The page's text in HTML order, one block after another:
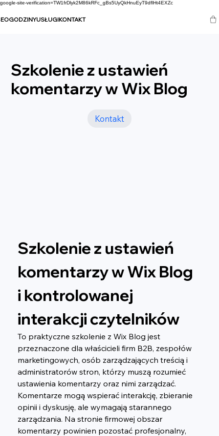
google-site-verification=TW1frDlyk2M86kRFc_gBs5UyQkHnuEyT9dflHt4EXZc
GODZINYUSŁUGIKONTAKT
Szkolenie z ustawień
komentarzy w Wix Blog
Kontakt
Szkolenie z ustawień
komentarzy w Wix Blog
i kontrolowanej
interakcji czytelników
To praktyczne szkolenie z Wix Blog jest
przeznaczone dla właścicieli firm B2B, zespołów
marketingowych, osób zarządzających treścią i
administratorów stron, którzy muszą rozumieć
ustawienia komentarzy oraz nimi zarządzać.
Komentarze mogą wspierać interakcję, zbieranie
opinii i dyskusję, ale wymagają starannego
zarządzania. Na stronie firmowej obszar
komentarzy powinien pozostać profesjonalny,